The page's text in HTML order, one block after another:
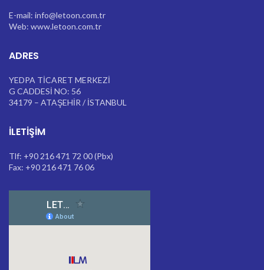
E-mail: info@letoon.com.tr
Web: www.letoon.com.tr
ADRES
YEDPA TİCARET MERKEZİ
G CADDESİ NO: 56
34179 – ATAŞEHİR / İSTANBUL
İLETIŞIM
Tlf: +90 216 471 72 00 (Pbx)
Fax: +90 216 471 76 06